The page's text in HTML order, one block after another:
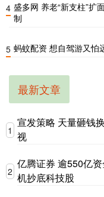
4 盛多网 养老“新支柱”扩
制
5 蚂蚊配资 想自驾游又怕
最新文章
1
宣发策略 天量砸钱
视
2
亿腾证券 逾550亿
机抄底科技股